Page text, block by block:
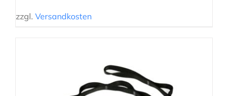
zzgl. Versandkosten